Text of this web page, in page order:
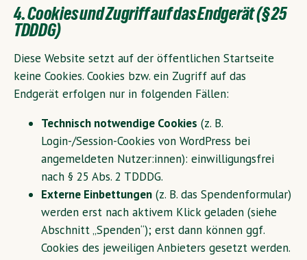
4. Cookies und Zugriff auf das Endgerät (§ 25
TDDDG)
Diese Website setzt auf der öffentlichen Startseite
keine Cookies. Cookies bzw. ein Zugriff auf das
Endgerät erfolgen nur in folgenden Fällen:
Technisch notwendige Cookies (z. B.
Login-/Session-Cookies von WordPress bei
angemeldeten Nutzer:innen): einwilligungsfrei
nach § 25 Abs. 2 TDDDG.
Externe Einbettungen (z. B. das Spendenformular)
werden erst nach aktivem Klick geladen (siehe
Abschnitt „Spenden“); erst dann können ggf.
Cookies des jeweiligen Anbieters gesetzt werden.